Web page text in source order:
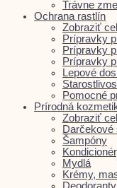
Trávne
Ochrana rastlín
Zobraziť
Prípravky
Prípravky
Prípravky
Lepové
Pomocné
Prírodná
Zobraziť
Darčekové
Šampóny
Mydlá
Krémy,